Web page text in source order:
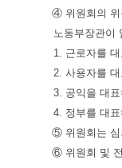
④ 위원회의 위
노동부장관이
1. 근로자를
2. 사용자를
3. 공익을 대
4. 정부를 대
⑤ 위원회는 심
⑥ 위원회 및